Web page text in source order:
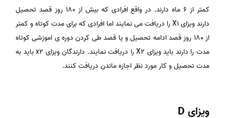
کمتر از ۶ ماه دارند. در واقع افرادی که بیش از ۱۸۰ روز قصد تحصیل
دارند ویزای X1 را دریافت می نمایند اما افرادی که برای مدت کوتاه و کمتر
از ۱۸۰ روز قصد ادامه تحصیل و یا قصد طی کردن دوره ی اموزشی کوتاه
مدت را دارند باید ویزای X2 را دریافت نمایند. دارندگان ویزای x2 باید به
مدت تحصیل و کار مورد نظر اجازه ماندن دریافت کنند.
ویزای D